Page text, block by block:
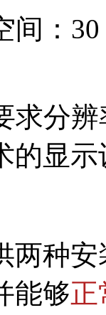
：30
分辨
的显示
两种安
能够正